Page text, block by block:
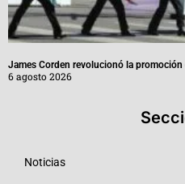
James Corden revolucionó la promoción
6 agosto 2026
Noticias